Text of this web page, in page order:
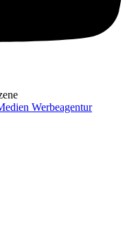
Werbeagentur